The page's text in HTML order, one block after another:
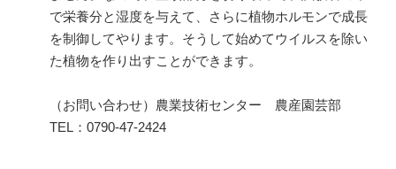
で栄養分と湿度を与えて、さらに植物ホルモンで成長
を制御してやります。そうして始めてウイルスを除い
た植物を作り出すことができます。
（お問い合わせ）農業技術センター 農産園芸部
TEL：0790-47-2424